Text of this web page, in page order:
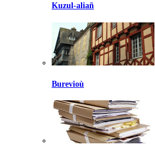
Kuzul-aliañ
Burevioù